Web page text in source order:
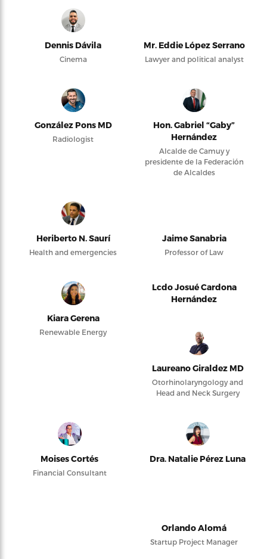
Dennis Dávila
Cinema
Mr. Eddie López Serrano
Lawyer and political analyst
González Pons MD
Radiologist
Hon. Gabriel “Gaby”
Hernández
Alcalde de Camuy y
presidente de la Federación
de Alcaldes
Heriberto N. Saurí
Health and emergencies
Jaime Sanabria
Professor of Law
Kiara Gerena
Renewable Energy
Lcdo Josué Cardona
Hernández
Laureano Giraldez MD
Otorhinolaryngology and
Head and Neck Surgery
Moises Cortés
Financial Consultant
Dra. Natalie Pérez Luna
Orlando Alomá
Startup Project Manager